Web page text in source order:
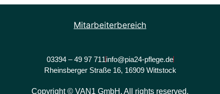
Copyright © VAN1 GmbH. All rights reserved.
03394 – 49 97 711info@pia24-pflege.de
Rheinsberger Straße 16, 16909 Wittstock
Mitarbeiterbereich